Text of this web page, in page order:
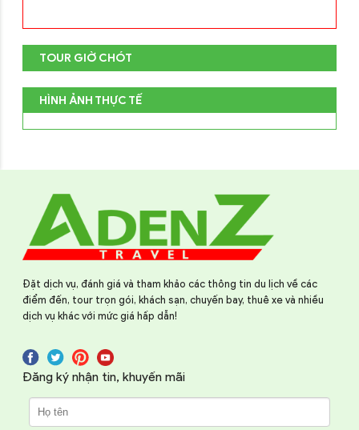
TOUR GIỜ CHÓT
HÌNH ẢNH THỰC TẾ
Đặt dịch vụ, đánh giá và tham khảo các thông tin du lịch về các
điểm đến, tour trọn gói, khách sạn, chuyến bay, thuê xe và nhiều
dịch vụ khác với mức giá hấp dẫn!
Đăng ký nhận tin, khuyến mãi